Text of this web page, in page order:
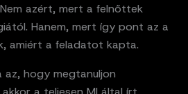
azért, mert a felnőttek
Hanem, mert így pont az a
amiért a feladatot kapta.
az, hogy megtanuljon